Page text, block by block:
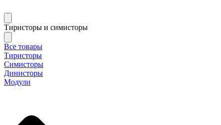
Тиристоры и симисторы
Все товары
Тиристоры
Симисторы
Динисторы
Модули